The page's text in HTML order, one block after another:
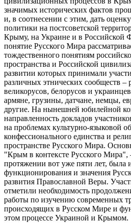
значимых исторических фактов
и, в соотнесении с этим, дать
политики на постсоветской
Крыму, на Украине и в Российской
понятие Русского Мира
тождественного понятиям
пространства и Российской
развитии которых принимали
различных этнических сообществ –
великорусов, белорусов и
армяне, грузины, датчане, немцы,
другие. На нынешней юбилейной
направленность докладов
на проблемах культурно-языковой
конфессионального единства и
пространстве Русского Мира.
"Крым в контексте Русского Мира",
протяжении вот уже пяти лет, была
функционирования и значения
развития Православной Веры.
отметили необходимость
работы по изучению современных
происходящих в Русском Мире и
этом процессе Украиной и Крымом.